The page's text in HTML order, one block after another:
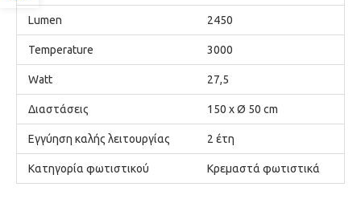
Lumen 2450
Temperature 3000
Watt 27,5
Διαστάσεις 150 x Ø 50 cm
Εγγύηση καλής λειτουργίας 2 έτη
Κατηγορία φωτιστικού Κρεμαστά φωτιστικά